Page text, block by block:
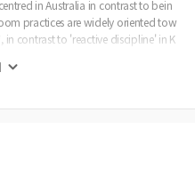
in Australia in contrast to bein
practices are widely oriented tow
contrast to 'reactive discipline' in K